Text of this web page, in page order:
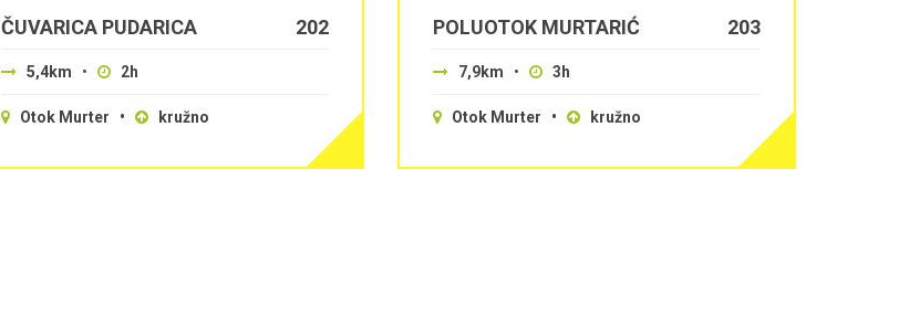
202
ČUVARICA PUDARICA
5,4km • 2h
Otok Murter • kružno
203
POLUOTOK MURTARIĆ
7,9km • 3h
Otok Murter • kružno